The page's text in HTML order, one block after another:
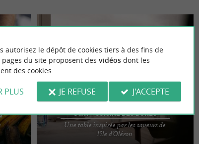
OYAT - Cuisine des dunes
Une table inspirée par les saveurs de
l’île d’Oléron
BEL HÔTEL - RESTAURANT OYAT À SAINT-TROJAN-
LES-BAINS SUR L’ÎLE D’OLÉRON Situé à Saint-
autorisez le dépôt de cookies tiers à des fins de
du site proposent des vidéosdont les
des cookies.
PLUS JE REFUSE J'ACCEPTE